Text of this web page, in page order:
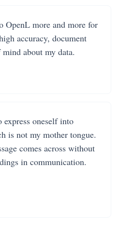
OpenL more and more for
accuracy, document
about my data.
oneself into
is not my mother tongue.
comes across without
in communication.